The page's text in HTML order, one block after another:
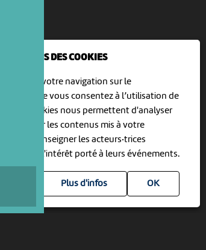
UTILISONS DES COOKIES
votre navigation sur le
site vous consentez à l’utilisation de
Les cookies nous permettent d'analyser
d’affiner les contenus mis à votre
et renseigner les acteurs·trices
sur l'intérêt porté à leurs événements.
Plus d'infos